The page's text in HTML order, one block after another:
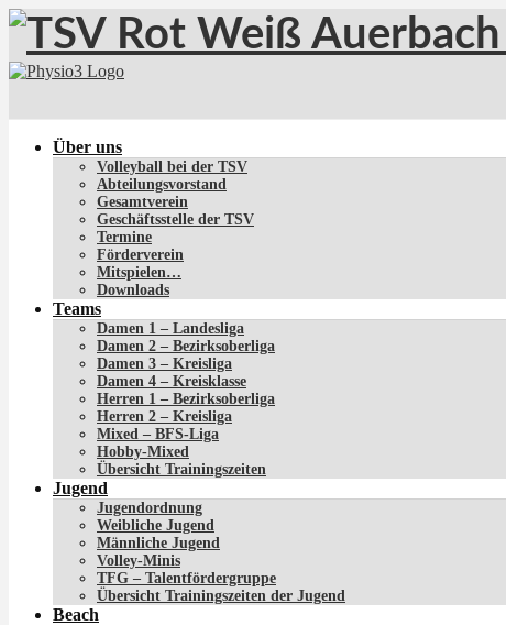
Über uns
Volleyball bei der TSV
Abteilungsvorstand
Gesamtverein
Geschäftsstelle der TSV
Termine
Förderverein
Mitspielen…
Downloads
Teams
Damen 1 – Landesliga
Damen 2 – Bezirksoberliga
Damen 3 – Kreisliga
Damen 4 – Kreisklasse
Herren 1 – Bezirksoberliga
Herren 2 – Kreisliga
Mixed – BFS-Liga
Hobby-Mixed
Übersicht Trainingszeiten
Jugend
Jugendordnung
Weibliche Jugend
Männliche Jugend
Volley-Minis
TFG – Talentfördergruppe
Übersicht Trainingszeiten der Jugend
Beach